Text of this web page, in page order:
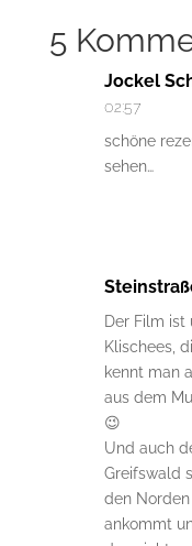
5
Jockel
02:57
schöne
sehen…
Der Film
Klischees,
kennt man
aus dem
😉
Und auch
Greifswald
den
ankommt